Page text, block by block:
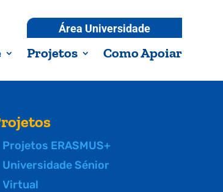
Área Universidade
Projetos Como Apoiar
Projetos ERASMUS+
Universidade Sénior
Virtual